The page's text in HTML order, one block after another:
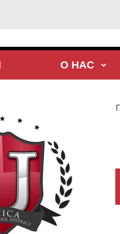
О НАС